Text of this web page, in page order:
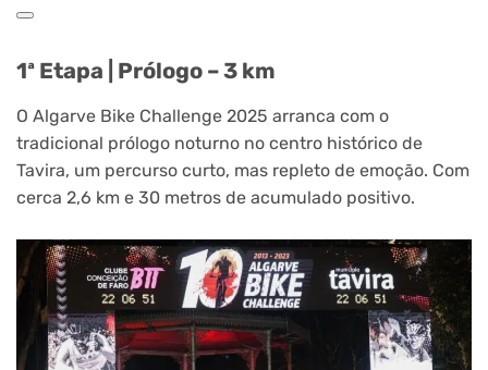
1ª Etapa | Prólogo – 3 km
O Algarve Bike Challenge 2025 arranca com o
tradicional prólogo noturno no centro histórico de
Tavira, um percurso curto, mas repleto de emoção. Com
cerca 2,6 km e 30 metros de acumulado positivo.